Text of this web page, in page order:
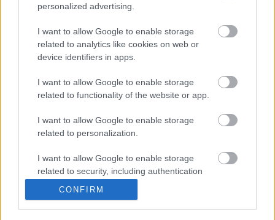
personalized advertising.
I want to allow Google to enable storage
related to analytics like cookies on web or
device identifiers in apps.
I want to allow Google to enable storage
related to functionality of the website or app.
I want to allow Google to enable storage
related to personalization.
I want to allow Google to enable storage
related to security, including authentication
CONFIRM
Fontos a postaládákba költöző
széncinegék védelme
Amire többmillióan vártunk: szombattól
másodfokúra csökken a riasztás
KIEMELT
Megérkezett az eső a Duna